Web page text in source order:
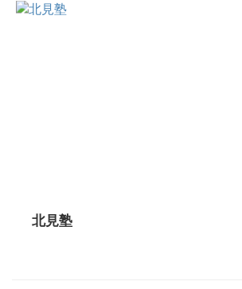
北見塾